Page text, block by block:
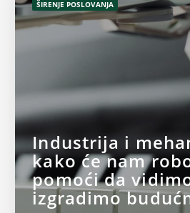
ŠIRENJE POSLOVANJA
Industrija i
kako će nam
pomoći da
izgradimo